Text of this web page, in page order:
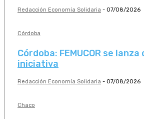
Redacción Economía Solidaria - 07/08/2026
Córdoba
Córdoba: FEMUCOR se
iniciativa
Redacción Economía Solidaria - 07/08/2026
Chaco